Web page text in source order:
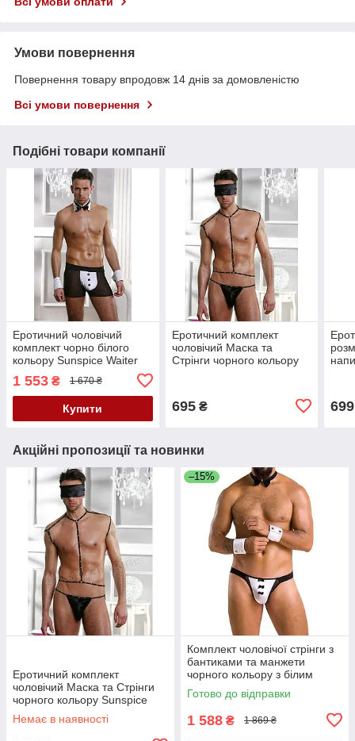
Умови повернення
Повернення товару впродовж 14 днів за домовленістю
Всі умови повернення
Подібні товари компанії
Еротичний чоловічий
комплект чорно білого
кольору Sunspice Waiter
1 553 ₴ 1 670 ₴
Купити
Еротичний комплект
чоловічий Маска та
Стрінги чорного кольору
695₴ 699
Акційні пропозиції та новинки
Еротичний комплект
чоловічий Маска та Стрінги
чорного кольору Sunspice
Кайф
Немає в наявності
–15%
Комплект чоловічої стрінги з
бантиками та манжети
чорного кольору з білим
Passion Set Alfred black 036
розміри L XL Кайф
Готово до відправки
1 588 ₴ 1 869 ₴